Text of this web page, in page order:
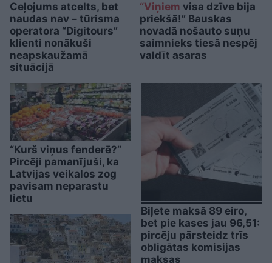
Ceļojums atcelts, bet
naudas nav – tūrisma
operatora “Digitours”
klienti nonākuši
neapskaužamā
situācijā
“Viņiem visa dzīve bija
priekšā!” Bauskas
novadā nošauto suņu
saimnieks tiesā nespēj
valdīt asaras
“Kurš viņus fenderē?”
Pircēji pamanījuši, ka
Latvijas veikalos zog
pavisam neparastu
lietu
Biļete maksā 89 eiro,
bet pie kases jau 96,51:
pircēju pārsteidz trīs
obligātas komisijas
maksas